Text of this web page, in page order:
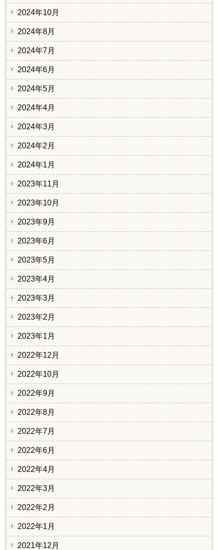
2024年10月
2024年8月
2024年7月
2024年6月
2024年5月
2024年4月
2024年3月
2024年2月
2024年1月
2023年11月
2023年10月
2023年9月
2023年6月
2023年5月
2023年4月
2023年3月
2023年2月
2023年1月
2022年12月
2022年10月
2022年9月
2022年8月
2022年7月
2022年6月
2022年4月
2022年3月
2022年2月
2022年1月
2021年12月